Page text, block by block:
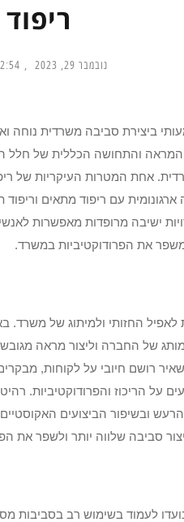
נובמבר 29, 2023 am
ביצירת סביבה משרדית נוחה
המראה והתחושה הכללית של
אחת המטרות העיקריות של
עם ריפוד מתאים וריפוד
ישיבה מרופדות מאפשרות
את הפרודוקטיביות במשרד.
לאפיל החזותי ולמיתוג של משרד.
של החברה וליצור מראה מגובש
רושם חיובי על לקוחות,
על הריכוז והפרודוקטיביות.
ובשיפור הביצועים האקוסטיים
סביבה שלווה יותר ולשפר את
נועדו לעמוד בשימוש רב בסביבות